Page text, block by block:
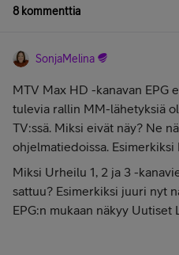
8 kommenttia
SonjaMelina
MTV Max HD -kanavan EPG
tulevia rallin MM-lähetyksiä
TV:ssä. Miksi eivät näy? Ne
ohjelmatiedoissa.
Miksi Urheilu 1, 2 ja 3 -
sattuu? Esimerkiksi juuri nyt
EPG:n mukaan näkyy Uutiset